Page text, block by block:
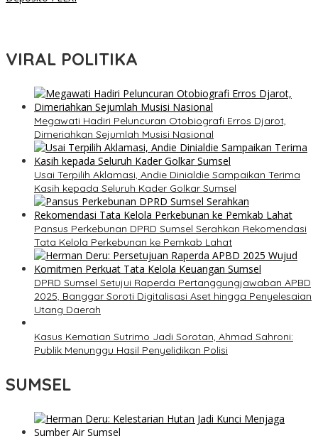
VIRAL POLITIKA
Megawati Hadiri Peluncuran Otobiografi Erros Djarot,
Dimeriahkan Sejumlah Musisi Nasional
Usai Terpilih Aklamasi, Andie Dinialdie Sampaikan Terima
Kasih kepada Seluruh Kader Golkar Sumsel
Pansus Perkebunan DPRD Sumsel Serahkan Rekomendasi
Tata Kelola Perkebunan ke Pemkab Lahat
DPRD Sumsel Setujui Raperda Pertanggungjawaban APBD
2025, Banggar Soroti Digitalisasi Aset hingga Penyelesaian
Utang Daerah
Kasus Kematian Sutrimo Jadi Sorotan, Ahmad Sahroni:
Publik Menunggu Hasil Penyelidikan Polisi
SUMSEL